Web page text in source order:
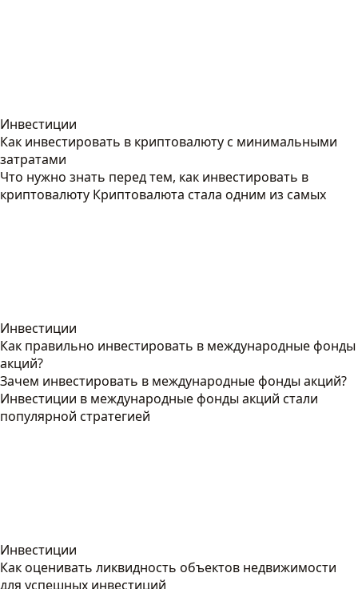
Инвестиции
Как инвестировать в криптовалюту с минимальными
затратами
Что нужно знать перед тем, как инвестировать в
криптовалюту Криптовалюта стала одним из самых
Инвестиции
Как правильно инвестировать в международные фонды
акций?
Зачем инвестировать в международные фонды акций?
Инвестиции в международные фонды акций стали
популярной стратегией
Инвестиции
Как оценивать ликвидность объектов недвижимости
для успешных инвестиций